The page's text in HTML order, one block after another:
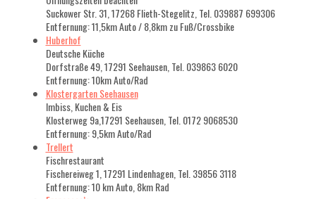
Öffnungszeiten beachten
Suckower Str. 31, 17268 Flieth-Stegelitz, Tel. 039887 699306
Entfernung: 11,5km Auto / 8,8km zu Fuß/Crossbike
Huberhof
Deutsche Küche
Dorfstraße 49, 17291 Seehausen, Tel. 039863 6020
Entfernung: 10km Auto/Rad
Klostergarten Seehausen
Imbiss, Kuchen & Eis
Klosterweg 9a,17291 Seehausen, Tel. 0172 9068530
Entfernung: 9,5km Auto/Rad
Trellert
Fischrestaurant
Fischereiweg 1, 17291 Lindenhagen, Tel. 39856 3118
Entfernung: 10 km Auto, 8km Rad